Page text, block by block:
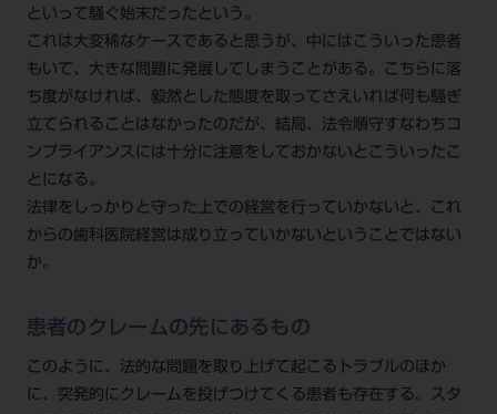
といって騒ぐ始末だったという。
これは大変稀なケースであると思うが、中にはこういった患者
もいて、大きな問題に発展してしまうことがある。こちらに落
ち度がなければ、毅然とした態度を取ってさえいれば何も騒ぎ
立てられることはなかったのだが、結局、法令順守すなわちコ
ンプライアンスには十分に注意をしておかないとこういったこ
とになる。
法律をしっかりと守った上での経営を行っていかないと、これ
からの歯科医院経営は成り立っていかないということではない
か。
患者のクレームの先にあるもの
このように、法的な問題を取り上げて起こるトラブルのほか
に、突発的にクレームを投げつけてくる患者も存在する。スタ